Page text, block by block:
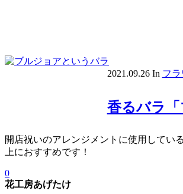
2021.09.26 In フ
香るバラ
開店祝いのアレンジメントに使用してい
上におすすめです！
0
花工房あげたけ